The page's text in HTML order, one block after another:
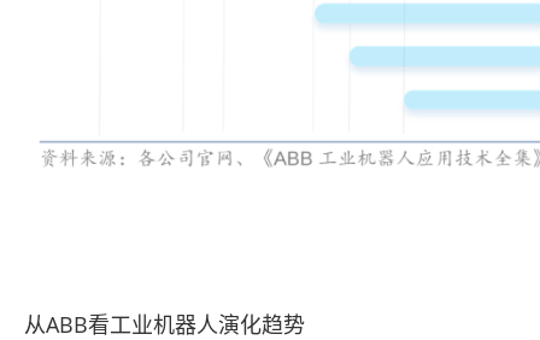
从ABB看工业机器人演化趋势